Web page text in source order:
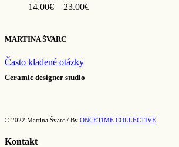
14.00€ – 23.00€Price
MARTINA ŠVARC
Často kladené otázky
Ceramic designer studio
© 2022 Martina Švarc / By ONCETIME COLLECTIVE
Kontakt